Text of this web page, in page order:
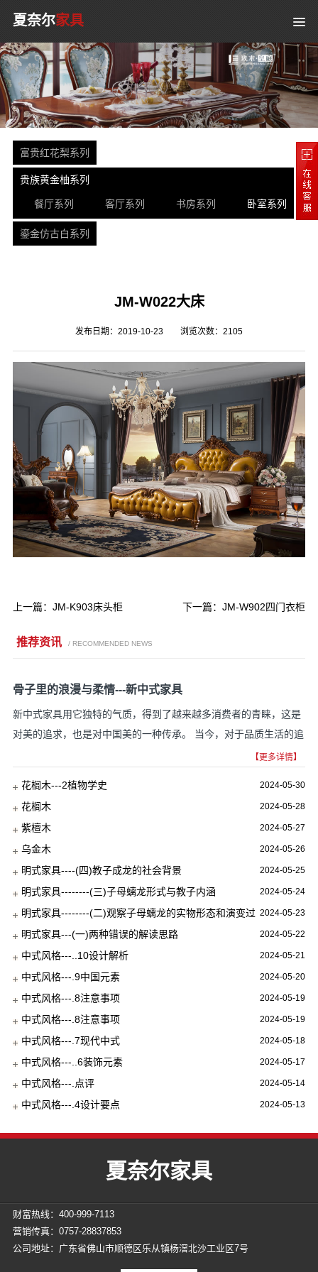
夏奈尔家具
富贵红花梨系列
贵族黄金柚系列
餐厅系列 客厅系列 书房系列 卧室系列
鎏金仿古白系列
JM-W022大床
发布日期：2019-10-23 浏览次数： 2105
上一篇： JM-K903床头柜 下一篇：JM-W902四门衣柜
推荐资讯 / RECOMMENDED NEWS
骨子里的浪漫与柔情---新中式家具
新中式家具用它独特的气质，得到了越来越多消费者的青睐，这是
对美的追求，也是对中国美的一种传承。 当今，对于品质生活的追
【更多详情】
2024-05-30
花榈木---2植物学史
2024-05-28
花榈木
2024-05-27
紫檀木
2024-05-26
乌金木
2024-05-25
明式家具----(四)教子成龙的社会背景
2024-05-24
明式家具--------(三)子母螭龙形式与教子内涵
2024-05-23
明式家具--------(二)观察子母螭龙的实物形态和演变过
程
2024-05-22
明式家具---(一)两种错误的解读思路
2024-05-21
中式风格---..10设计解析
2024-05-20
中式风格---.9中国元素
2024-05-19
中式风格---.8注意事项
2024-05-19
中式风格---.8注意事项
2024-05-18
中式风格---.7现代中式
2024-05-17
中式风格---..6装饰元素
2024-05-14
中式风格---.点评
2024-05-13
中式风格---.4设计要点
夏奈尔家具
财富热线：400-999-7113
营销传真：0757-28837853
公司地址：广东省佛山市顺德区乐从镇杨滘北沙工业区7号